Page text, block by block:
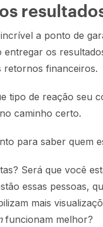
a ponto de
entregar os
retornos financeiros.
tipo de reação seu
caminho certo.
para saber quem
Será que você
essas pessoas,
mais
funcionam melhor?